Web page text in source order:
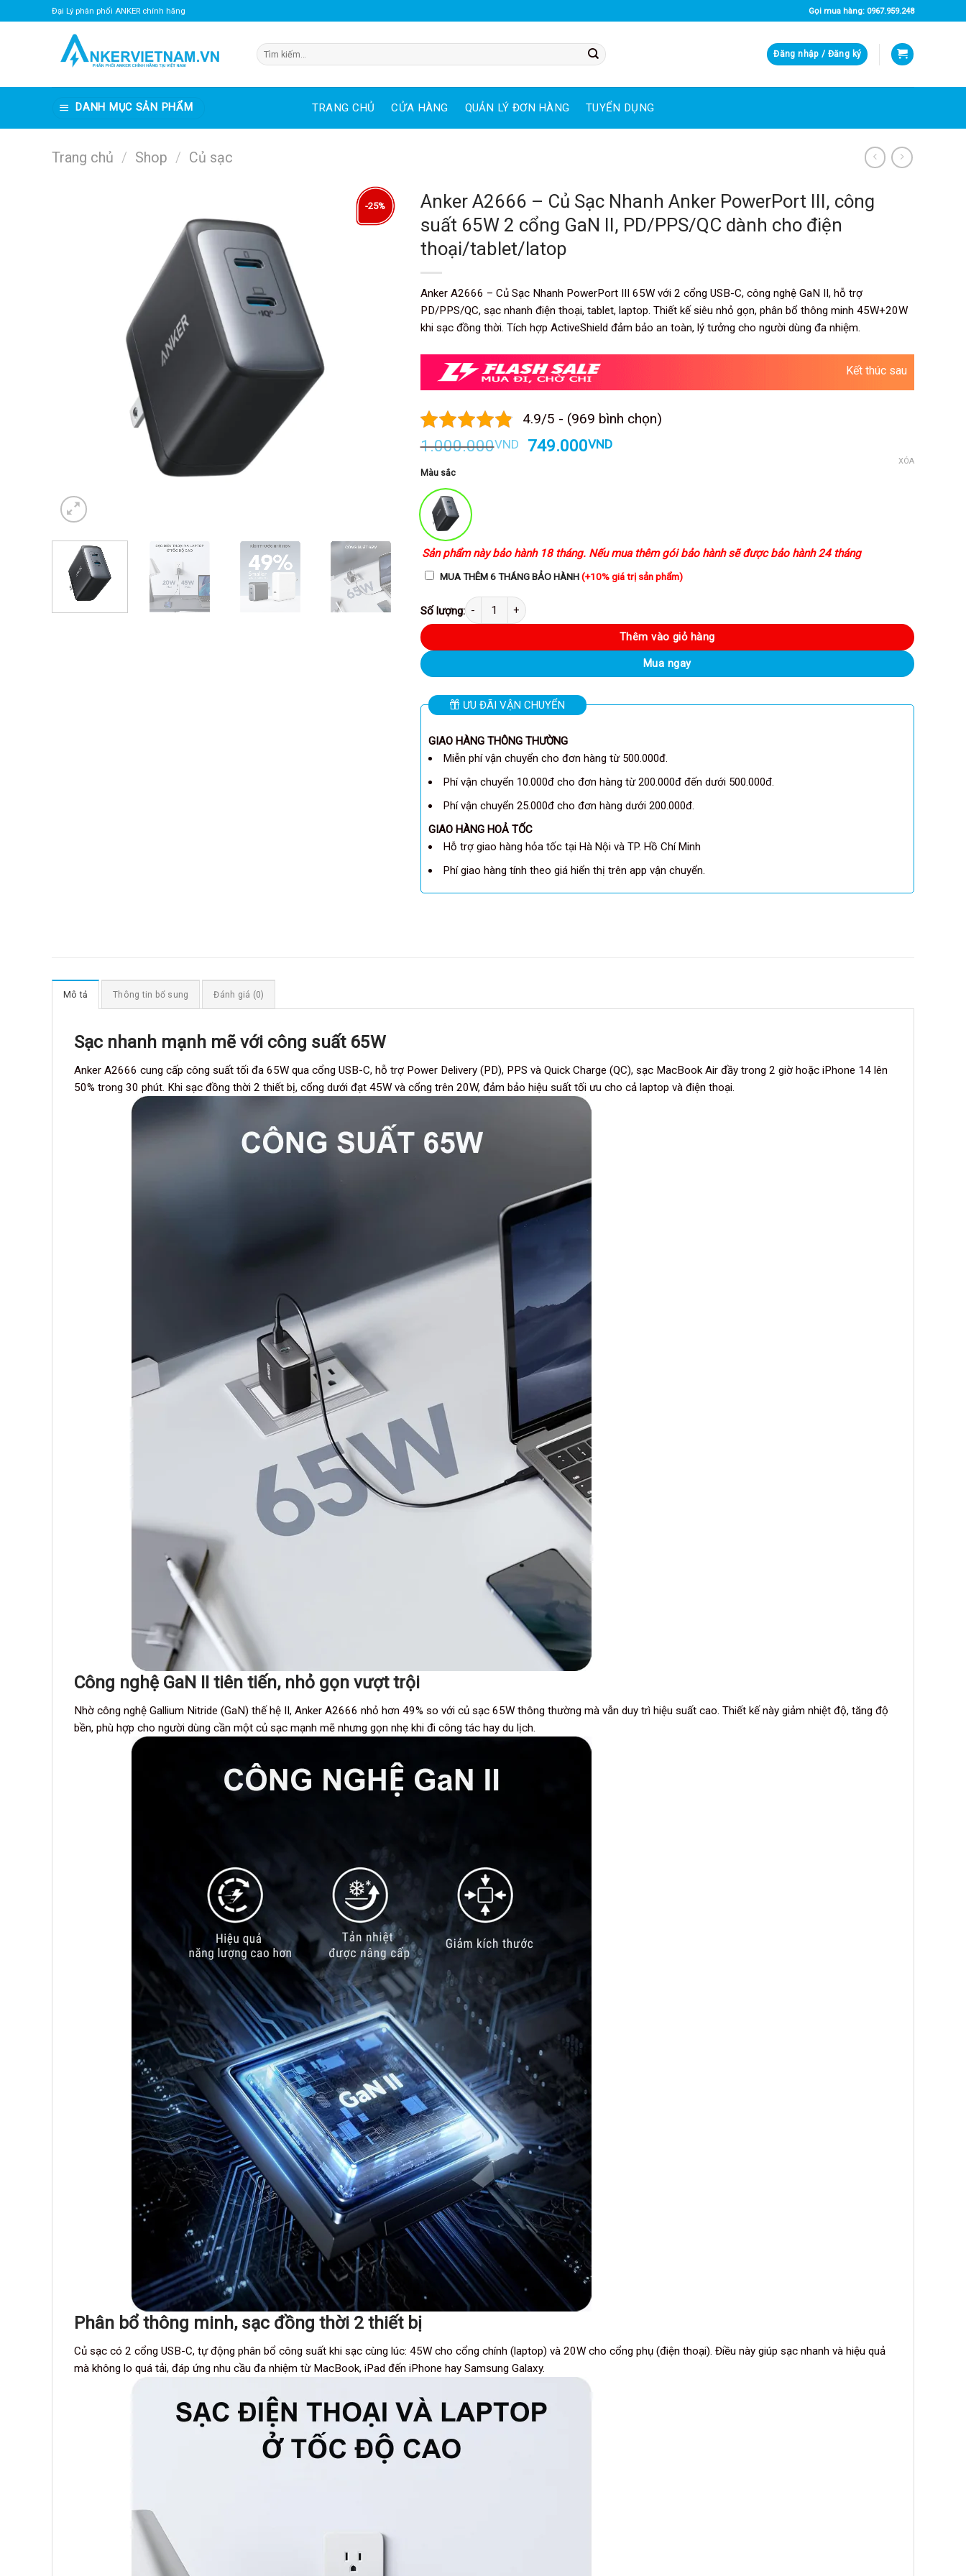
qua
Đại Lý phân phối ANKER chính hãng Gọi mua hàng: 0967.959.248
Tìm
kiếm:
Đăng nhập / Đăng ký
DANH MỤC SẢN PHẨM TRANG CHỦ CỬA HÀNG QUẢN LÝ ĐƠN HÀNG TUYỂN DỤNG
Trang chủ / Shop / Củ sạc
-25%
Anker A2666 – Củ Sạc Nhanh Anker PowerPort III, công
suất 65W 2 cổng GaN II, PD/PPS/QC dành cho điện
thoại/tablet/latop
Anker A2666 – Củ Sạc Nhanh PowerPort III 65W với 2 cổng USB-C, công nghệ GaN II, hỗ trợ
PD/PPS/QC, sạc nhanh điện thoại, tablet, laptop. Thiết kế siêu nhỏ gọn, phân bổ thông minh 45W+20W
khi sạc đồng thời. Tích hợp ActiveShield đảm bảo an toàn, lý tưởng cho người dùng đa nhiệm.
Kết thúc sau
4.9/5 - (969 bình chọn)
1.000.000VND
Giá
749.000VNDGiá
Màu sắc
XÓA
Sản phẩm này bảo hành 18 tháng. Nếu mua thêm gói bảo hành sẽ được bảo hành 24 tháng
MUA THÊM 6 THÁNG BẢO HÀNH(+10% giá trị sản phẩm)
Anker A2666 - Củ Sạc Nhanh Anker PowerPort III, công suất 65W 2 cổng GaN II, PD/PPS/QC dành cho điện thoại/tablet/latop
Thêm vào giỏ hàng
Mua ngay
ƯU ĐÃI VẬN CHUYỂN
GIAO HÀNG THÔNG THƯỜNG
Miễn phí vận chuyển cho đơn hàng từ 500.000đ.
Phí vận chuyển 10.000đ cho đơn hàng từ 200.000đ đến dưới 500.000đ.
Phí vận chuyển 25.000đ cho đơn hàng dưới 200.000đ.
GIAO HÀNG HOẢ TỐC
Hỗ trợ giao hàng hỏa tốc tại Hà Nội và TP. Hồ Chí Minh
Phí giao hàng tính theo giá hiển thị trên app vận chuyển.
Mô tả Thông tin bổ sung Đánh giá (0)
Sạc nhanh mạnh mẽ với công suất 65W
Anker A2666 cung cấp công suất tối đa 65W qua cổng USB-C, hỗ trợ Power Delivery (PD), PPS và Quick Charge (QC), sạc MacBook Air đầy trong 2 giờ hoặc iPhone 14 lên
50% trong 30 phút. Khi sạc đồng thời 2 thiết bị, cổng dưới đạt 45W và cổng trên 20W, đảm bảo hiệu suất tối ưu cho cả laptop và điện thoại.
Công nghệ GaN II tiên tiến, nhỏ gọn vượt trội
Nhờ công nghệ Gallium Nitride (GaN) thế hệ II, Anker A2666 nhỏ hơn 49% so với củ sạc 65W thông thường mà vẫn duy trì hiệu suất cao. Thiết kế này giảm nhiệt độ, tăng độ
bền, phù hợp cho người dùng cần một củ sạc mạnh mẽ nhưng gọn nhẹ khi đi công tác hay du lịch.
Phân bổ thông minh, sạc đồng thời 2 thiết bị
Củ sạc có 2 cổng USB-C, tự động phân bổ công suất khi sạc cùng lúc: 45W cho cổng chính (laptop) và 20W cho cổng phụ (điện thoại). Điều này giúp sạc nhanh và hiệu quả
mà không lo quá tải, đáp ứng nhu cầu đa nhiệm từ MacBook, iPad đến iPhone hay Samsung Galaxy.